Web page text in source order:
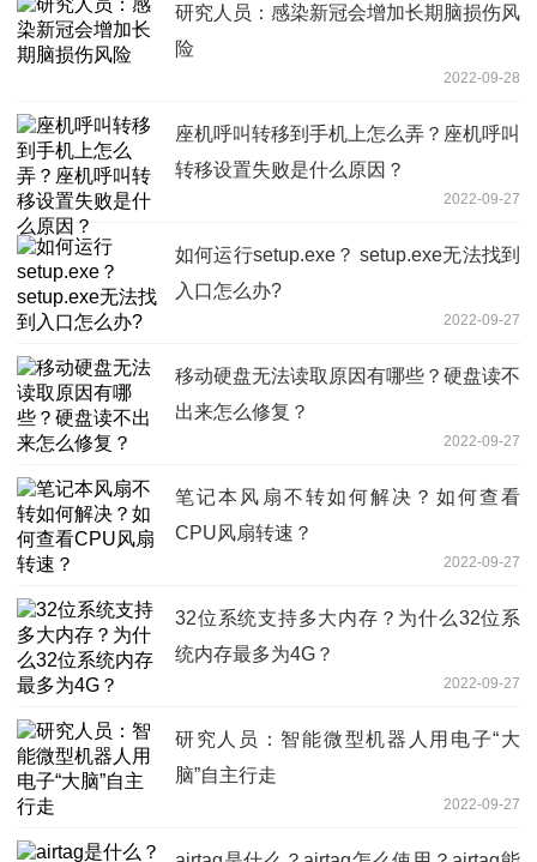
研究人员：感染新冠会增加长期脑损伤风
险
2022-09-28
座机呼叫转移到手机上怎么弄？座机呼叫
转移设置失败是什么原因？
2022-09-27
如何运行setup.exe？ setup.exe无法找到
入口怎么办?
2022-09-27
移动硬盘无法读取原因有哪些？硬盘读不
出来怎么修复？
2022-09-27
笔记本风扇不转如何解决？如何查看
CPU风扇转速？
2022-09-27
32位系统支持多大内存？为什么32位系
统内存最多为4G？
2022-09-27
研究人员：智能微型机器人用电子“大
脑”自主行走
2022-09-27